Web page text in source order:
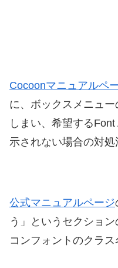
Cocoonマニュアルペ
に、ボックスメニュ
しまい、希望する
示されない場合の対処
公式マニュアルページ
う」というセクショ
コンフォントのクラス